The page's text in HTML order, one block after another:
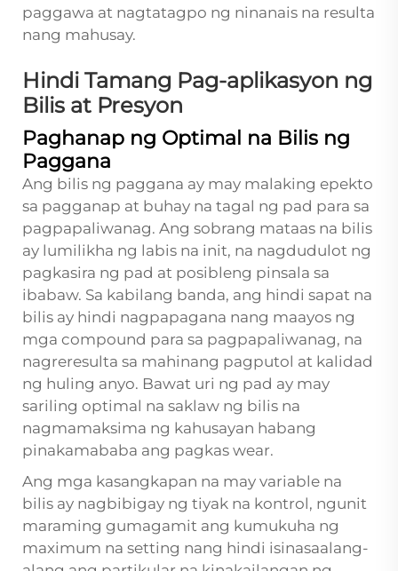
paggawa at nagtatagpo ng ninanais na resulta
nang mahusay.
Hindi Tamang Pag-aplikasyon ng
Bilis at Presyon
Paghanap ng Optimal na Bilis ng
Paggana
Ang bilis ng paggana ay may malaking epekto
sa pagganap at buhay na tagal ng pad para sa
pagpapaliwanag. Ang sobrang mataas na bilis
ay lumilikha ng labis na init, na nagdudulot ng
pagkasira ng pad at posibleng pinsala sa
ibabaw. Sa kabilang banda, ang hindi sapat na
bilis ay hindi nagpapagana nang maayos ng
mga compound para sa pagpapaliwanag, na
nagreresulta sa mahinang pagputol at kalidad
ng huling anyo. Bawat uri ng pad ay may
sariling optimal na saklaw ng bilis na
nagmamaksima ng kahusayan habang
pinakamababa ang pagkas wear.
Ang mga kasangkapan na may variable na
bilis ay nagbibigay ng tiyak na kontrol, ngunit
maraming gumagamit ang kumukuha ng
maximum na setting nang hindi isinasaalang-